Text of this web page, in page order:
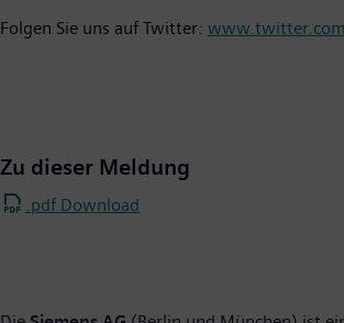
Folgen Sie uns auf Twitter:
Zu dieser Meldung
.pdf Download